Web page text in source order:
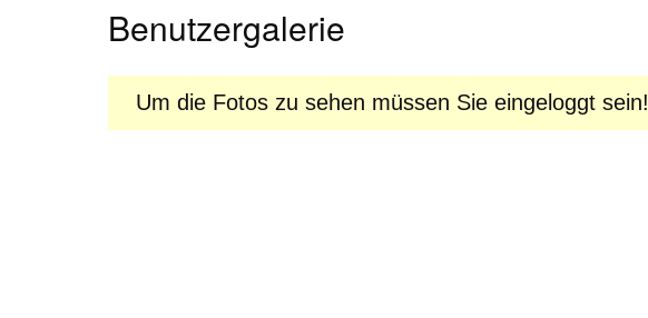
Benutzergalerie
Um die Fotos zu sehen müssen Sie eingeloggt sein!